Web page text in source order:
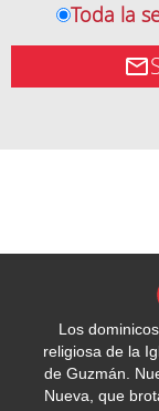
Toda la
Los
religiosa de la
de Guzmán.
Nueva, que